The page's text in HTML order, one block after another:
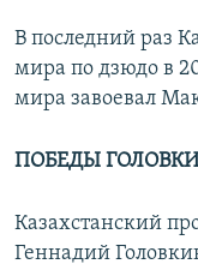
В последний раз
мира по дзюдо в
мира завоевал
ПОБЕДЫ
Казахстанский
Геннадий